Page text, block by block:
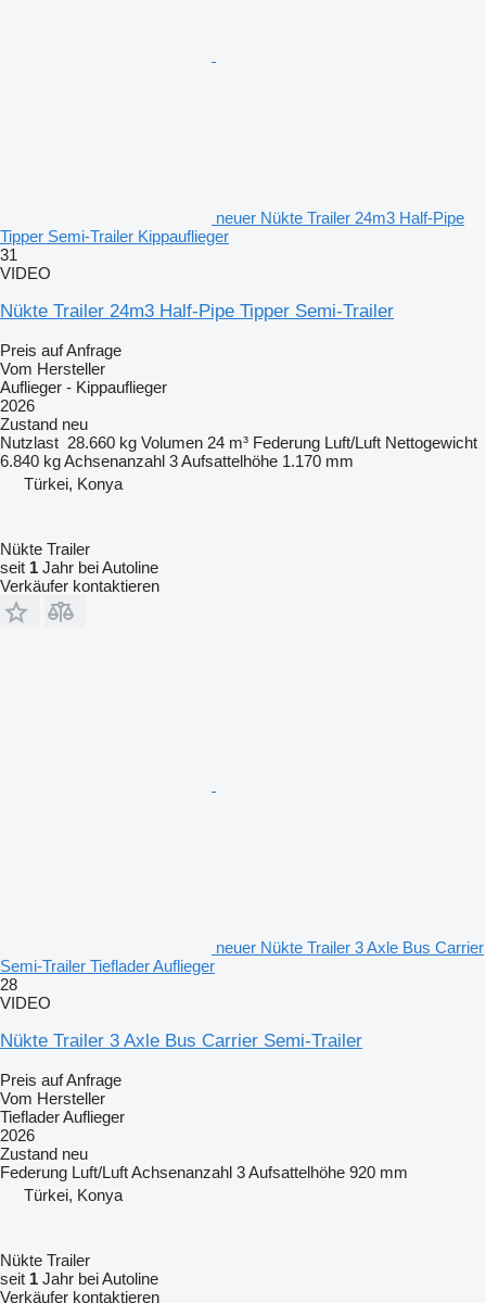
neuer Nükte Trailer 24m3 Half-Pipe
Tipper Semi-Trailer Kippauflieger
31
VIDEO
Nükte Trailer 24m3 Half-Pipe Tipper Semi-Trailer
Preis auf Anfrage
Vom Hersteller
Auflieger - Kippauflieger
2026
Zustand neu
Nutzlast 28.660 kg Volumen 24 m³ Federung Luft/Luft Nettogewicht
6.840 kgAchsenanzahl 3Aufsattelhöhe 1.170 mm
Türkei, Konya
Nükte Trailer
seit 1 Jahr bei Autoline
Verkäufer kontaktieren
neuer Nükte Trailer 3 Axle Bus Carrier
Semi-Trailer Tieflader Auflieger
28
VIDEO
Nükte Trailer 3 Axle Bus Carrier Semi-Trailer
Preis auf Anfrage
Vom Hersteller
Tieflader Auflieger
2026
Zustand neu
Federung Luft/LuftAchsenanzahl 3Aufsattelhöhe 920 mm
Türkei, Konya
Nükte Trailer
seit 1 Jahr bei Autoline
Verkäufer kontaktieren